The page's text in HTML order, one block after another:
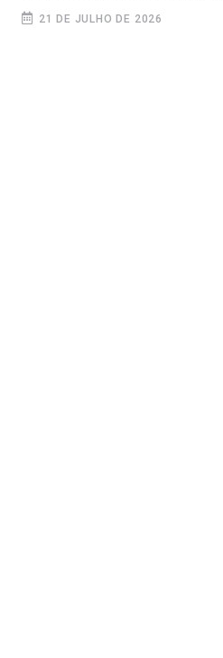
21 DE JULHO DE 2026